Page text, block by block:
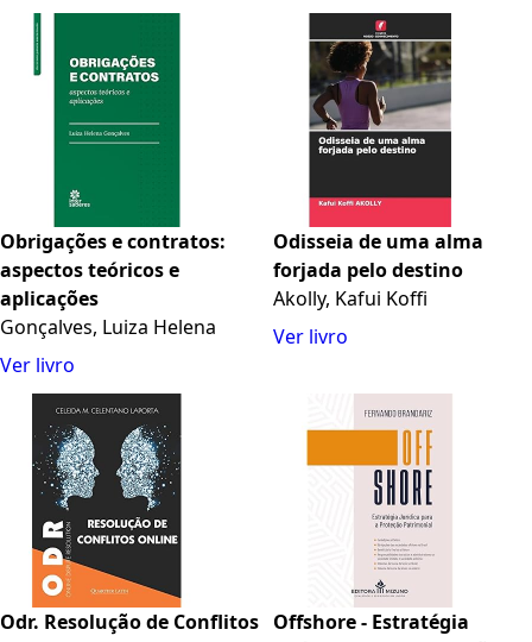
direito brasileiro
Obrigações e contratos:
aspectos teóricos e
aplicações
Gonçalves, Luiza Helena
Ver livro
Odisseia de uma alma
forjada pelo destino
Akolly, Kafui Koffi
Ver livro
Odr. Resolução de Conflitos Offshore - Estratégia